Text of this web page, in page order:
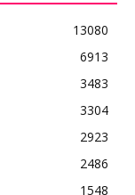
13080
6913
3483
3304
2923
2486
1548